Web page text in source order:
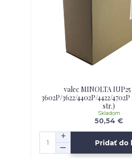
valec MINOLTA
3602P/3622/4402P/4422/
str.)
50,54 €
Skladom
Pridať do